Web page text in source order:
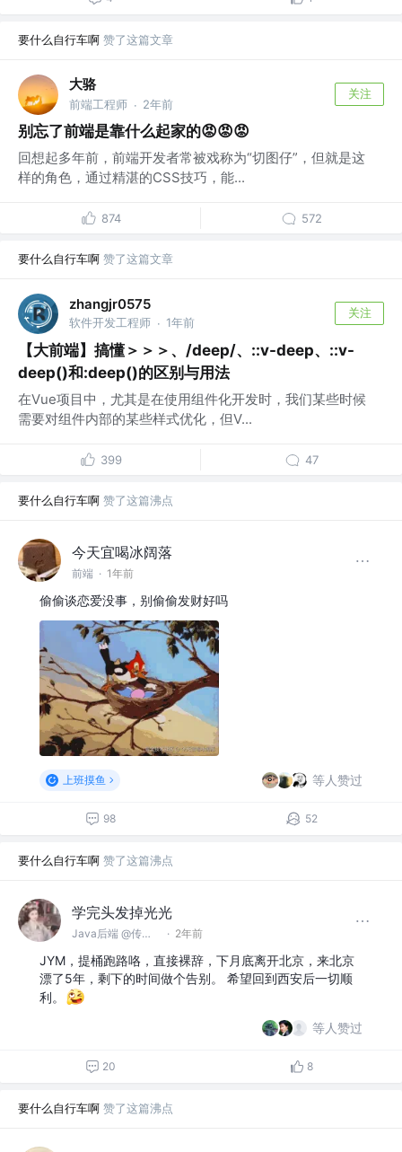
要什么自行车啊 赞了这篇文章
大骆
前端工程师 · 2年前
关注
别忘了前端是靠什么起家的😡😡😡
回想起多年前，前端开发者常被戏称为“切图仔”，但就是这
样的角色，通过精湛的CSS技巧，能...
874 572
要什么自行车啊 赞了这篇文章
zhangjr0575
软件开发工程师 · 1年前
关注
【大前端】搞懂＞＞＞、/deep/、::v-deep、::v-
deep()和:deep()的区别与用法
在Vue项目中，尤其是在使用组件化开发时，我们某些时候
需要对组件内部的某些样式优化，但V...
399 47
要什么自行车啊 赞了这篇沸点
今天宜喝冰阔落
前端 · 1年前
偷偷谈恋爱没事，别偷偷发财好吗
上班摸鱼 等人赞过
98 52
要什么自行车啊 赞了这篇沸点
学完头发掉光光
Java后端 @传统项目公司 · 2年前
JYM，提桶跑路咯，直接裸辞，下月底离开北京，来北京
漂了5年，剩下的时间做个告别。 希望回到西安后一切顺
利。
等人赞过
20 8
要什么自行车啊 赞了这篇沸点